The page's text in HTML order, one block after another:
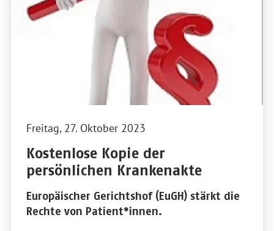
Freitag, 27. Oktober 2023
Kostenlose Kopie der
persönlichen Krankenakte
Europäischer Gerichtshof (EuGH) stärkt die
Rechte von Patient*innen.